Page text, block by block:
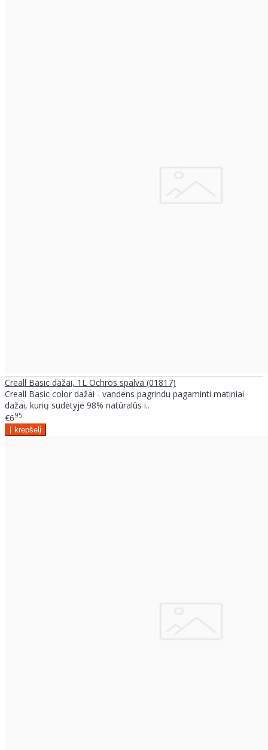
Creall Basic dažai, 1L Ochros spalva (01817)
Creall Basic color dažai - vandens pagrindu pagaminti matiniai
dažai, kurių sudėtyje 98% natūralūs i..
€695